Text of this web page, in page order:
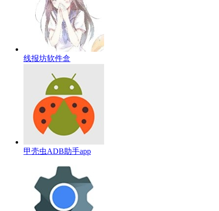
线报坊软件盒
甲壳虫ADB助手app